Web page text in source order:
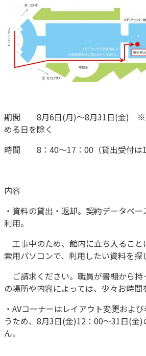
期間 8月6日(月)～8月31日(金) ※
める日を除く
時間 8：40～17：00（貸出受付は
内容
・資料の貸出・返却。契約データベ
利用。
工事中のため、館内に立ち入るこ
索用パソコンで、利用したい資料を探
ご請求ください。職員が書棚から持
の場所や内容によっては、少々お時間
・AVコーナーはレイアウト変更およ
うため、8月3日(金)12：00～31日(金
ん。